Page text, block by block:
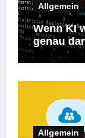
Allgemein
Wenn KI
genau
Allgemein